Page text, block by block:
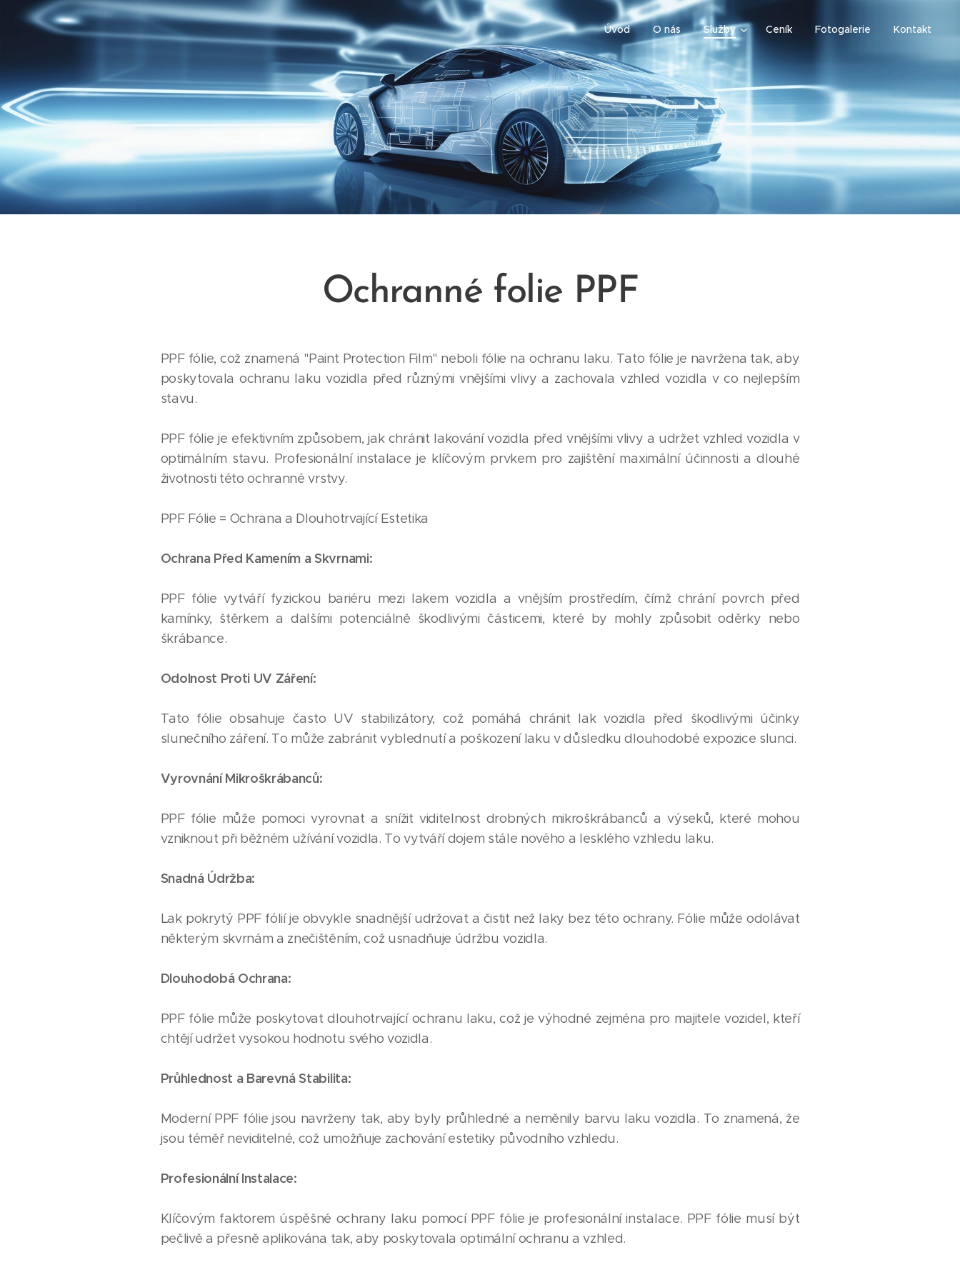
Úvod O nás Služby Ceník Fotogalerie Kontakt
Ochranné folie PPF
PPF fólie, což znamená "Paint Protection Film" neboli fólie na ochranu laku. Tato fólie je navržena tak, aby
poskytovala ochranu laku vozidla před různými vnějšími vlivy a zachovala vzhled vozidla v co nejlepším
stavu.
PPF fólie je efektivním způsobem, jak chránit lakování vozidla před vnějšími vlivy a udržet vzhled vozidla v
optimálním stavu. Profesionální instalace je klíčovým prvkem pro zajištění maximální účinnosti a dlouhé
životnosti této ochranné vrstvy.
PPF Fólie = Ochrana a Dlouhotrvající Estetika
Ochrana Před Kamením a Skvrnami:
PPF fólie vytváří fyzickou bariéru mezi lakem vozidla a vnějším prostředím, čímž chrání povrch před
kamínky, štěrkem a dalšími potenciálně škodlivými částicemi, které by mohly způsobit oděrky nebo
škrábance.
Odolnost Proti UV Záření:
Tato fólie obsahuje často UV stabilizátory, což pomáhá chránit lak vozidla před škodlivými účinky
slunečního záření. To může zabránit vyblednutí a poškození laku v důsledku dlouhodobé expozice slunci.
Vyrovnání Mikroškrábanců:
PPF fólie může pomoci vyrovnat a snížit viditelnost drobných mikroškrábanců a výseků, které mohou
vzniknout při běžném užívání vozidla. To vytváří dojem stále nového a lesklého vzhledu laku.
Snadná Údržba:
Lak pokrytý PPF fólií je obvykle snadnější udržovat a čistit než laky bez této ochrany. Fólie může odolávat
některým skvrnám a znečištěním, což usnadňuje údržbu vozidla.
Dlouhodobá Ochrana:
PPF fólie může poskytovat dlouhotrvající ochranu laku, což je výhodné zejména pro majitele vozidel, kteří
chtějí udržet vysokou hodnotu svého vozidla.
Průhlednost a Barevná Stabilita:
Moderní PPF fólie jsou navrženy tak, aby byly průhledné a neměnily barvu laku vozidla. To znamená, že
jsou téměř neviditelné, což umožňuje zachování estetiky původního vzhledu.
Profesionální Instalace:
Klíčovým faktorem úspěšné ochrany laku pomocí PPF fólie je profesionální instalace. PPF fólie musí být
pečlivě a přesně aplikována tak, aby poskytovala optimální ochranu a vzhled.